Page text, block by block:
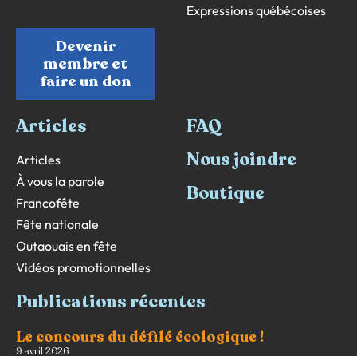
Devenir
membre et
faire un don
Expressions québécoises
Articles
Articles
À vous la parole
Francofête
Fête nationale
Outaouais en fête
Vidéos promotionnelles
FAQ
Nous joindre
Boutique
Publications récentes
Le concours du défilé écologique !
9 avril 2026